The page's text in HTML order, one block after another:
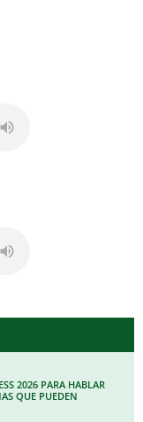
2026 PARA HABLAR
QUE PUEDEN